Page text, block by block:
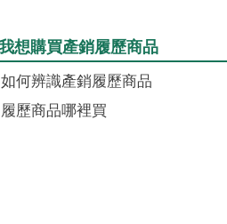
想購買產銷履歷商品
如何辨識產銷履歷商品
履歷商品哪裡買